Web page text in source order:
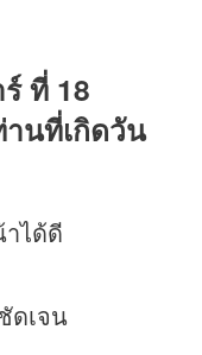
ที่ 18
นที่เกิดวัน
ได้ดี
ดเจน